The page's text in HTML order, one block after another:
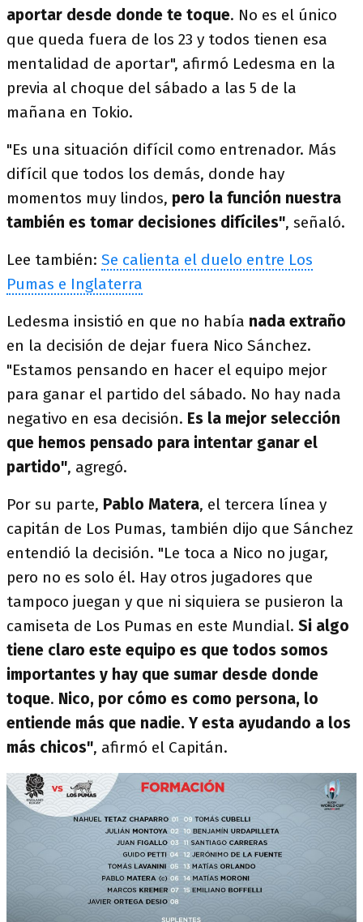
aportar desde donde te toque. No es el único
que queda fuera de los 23 y todos tienen esa
mentalidad de aportar", afirmó Ledesma en la
previa al choque del sábado a las 5 de la
mañana en Tokio.
"Es una situación difícil como entrenador. Más
difícil que todos los demás, donde hay
momentos muy lindos, pero la función nuestra
también es tomar decisiones difíciles", señaló.
Lee también: Se calienta el duelo entre Los
Pumas e Inglaterra
Ledesma insistió en que no había nada extraño
en la decisión de dejar fuera Nico Sánchez.
"Estamos pensando en hacer el equipo mejor
para ganar el partido del sábado. No hay nada
negativo en esa decisión. Es la mejor selección
que hemos pensado para intentar ganar el
partido", agregó.
Por su parte, Pablo Matera, el tercera línea y
capitán de Los Pumas, también dijo que Sánchez
entendió la decisión. "Le toca a Nico no jugar,
pero no es solo él. Hay otros jugadores que
tampoco juegan y que ni siquiera se pusieron la
camiseta de Los Pumas en este Mundial. Si algo
tiene claro este equipo es que todos somos
importantes y hay que sumar desde donde
toque. Nico, por cómo es como persona, lo
entiende más que nadie. Y esta ayudando a los
más chicos", afirmó el Capitán.